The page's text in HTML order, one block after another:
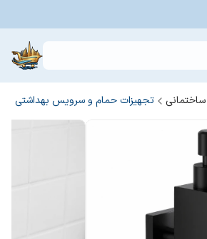
ساختمانی تجهیزات حمام و سرویس بهداشتی